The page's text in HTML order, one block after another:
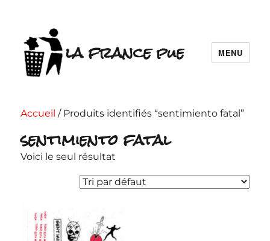
la france pue MENU
Accueil / Produits identifiés “sentimiento fatal”
sentimiento fatal
Voici le seul résultat